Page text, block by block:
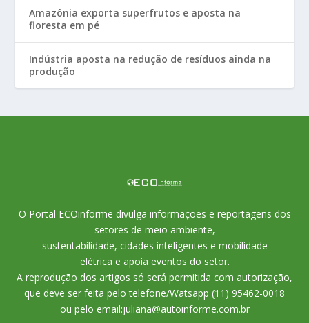
Amazônia exporta superfrutos e aposta na
floresta em pé
Indústria aposta na redução de resíduos ainda na
produção
O Portal ECOinforme divulga informações e reportagens dos
setores de meio ambiente,
sustentabilidade, cidades inteligentes e mobilidade
elétrica e apoia eventos do setor.
A reprodução dos artigos só será permitida com autorização,
que deve ser feita pelo telefone/Watsapp (11) 95462-0018
ou pelo email:juliana@autoinforme.com.br